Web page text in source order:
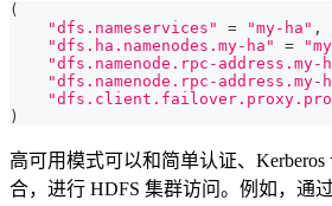
(
"dfs.nameservices"
= "my-ha" ,
"dfs.ha.namenodes.my-ha"
=
"dfs.namenode.rpc-address.my-
"dfs.namenode.rpc-address.my-
)
高可用模式可以和简单认证、
合，进行 HDFS 集群访问。例如，通